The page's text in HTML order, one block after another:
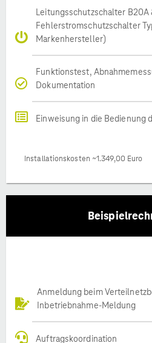
Leitungsschutzschalter B20A
Fehlerstromschutzschalter
Markenhersteller)
Funktionstest,
Dokumentation
Einweisung in die Bedienung
Installationskosten ~1.349,00 Euro
Anmeldung beim
Inbetriebnahme-Meldung
Auftragskoordination